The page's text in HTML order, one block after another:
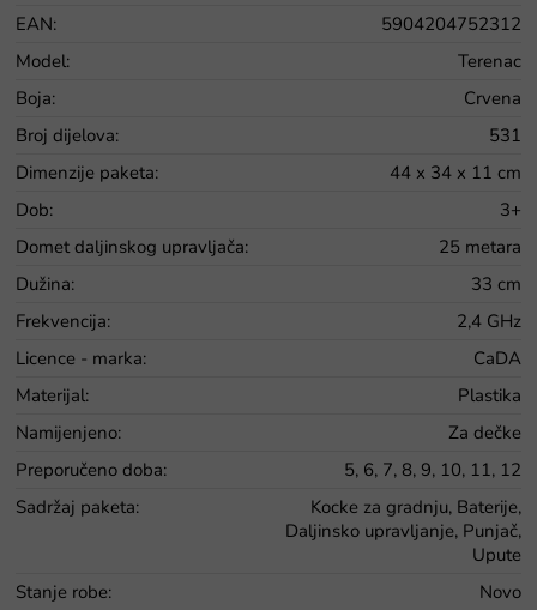
EAN:
5904204752312
Model:
Terenac
Boja:
Crvena
Broj dijelova:
531
Dimenzije paketa:
44 x 34 x 11 cm
Dob:
3+
Domet daljinskog upravljača:
25 metara
Dužina:
33 cm
Frekvencija:
2,4 GHz
Licence - marka:
CaDA
Materijal:
Plastika
Namijenjeno:
Za dečke
Preporučeno doba:
5, 6, 7, 8, 9, 10, 11, 12
Sadržaj paketa:
Kocke za gradnju, Baterije,
Daljinsko upravljanje, Punjač,
Upute
Stanje robe:
Novo